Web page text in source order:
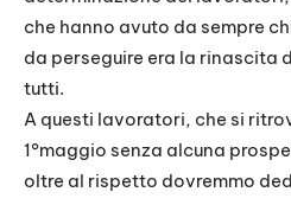
che hanno avuto da sempre
da perseguire era la rinascita
tutti.
A questi lavoratori, che si
1°maggio senza alcuna
oltre al rispetto dovremmo